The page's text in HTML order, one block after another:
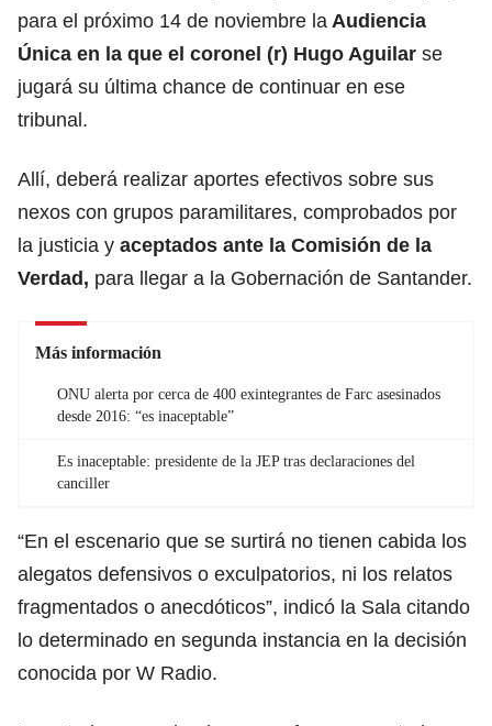
para el próximo 14 de noviembre la Audiencia
Única en la que el coronel (r) Hugo Aguilar se
jugará su última chance de continuar en ese
tribunal.
Allí, deberá realizar aportes efectivos sobre sus
nexos con grupos paramilitares, comprobados por
la justicia y aceptados ante la Comisión de la
Verdad, para llegar a la Gobernación de Santander.
Más información
ONU alerta por cerca de 400 exintegrantes de Farc asesinados
desde 2016: “es inaceptable”
Es inaceptable: presidente de la JEP tras declaraciones del
canciller
“En el escenario que se surtirá no tienen cabida los
alegatos defensivos o exculpatorios, ni los relatos
fragmentados o anecdóticos”, indicó la Sala citando
lo determinado en segunda instancia en la decisión
conocida por W Radio.